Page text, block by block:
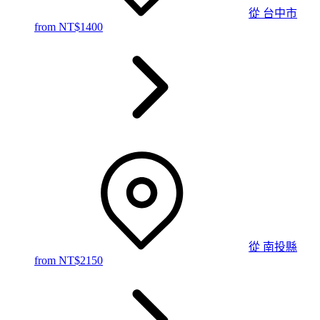
從 台中市
from NT$1400
從 南投縣
from NT$2150